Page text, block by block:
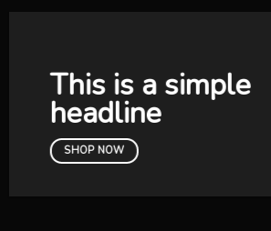
This is a simple
headline
SHOP NOW